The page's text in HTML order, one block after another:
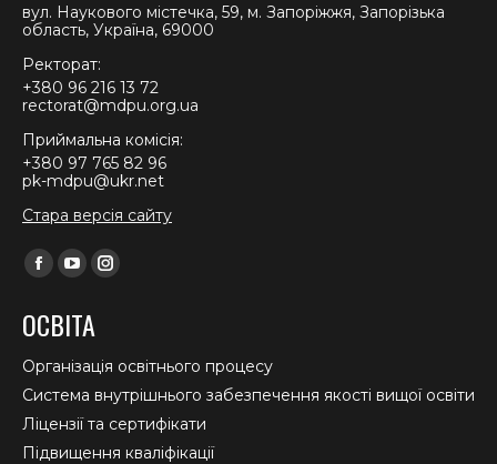
вул. Наукового містечка, 59, м. Запоріжжя, Запорізька
область, Україна, 69000
Ректорат:
+380 96 216 13 72
rectorat@mdpu.org.ua
Приймальна комісія:
+380 97 765 82 96
pk-mdpu@ukr.net
Стара версія сайту
Find us on:
Facebook
opens
in
new
window
YouTube
opens
in
new
window
Instagram
in
new
window
ОСВІТА
Організація освітнього процесу
Система внутрішнього забезпечення якості вищої освіти
Ліцензії та сертифікати
Підвищення кваліфікації